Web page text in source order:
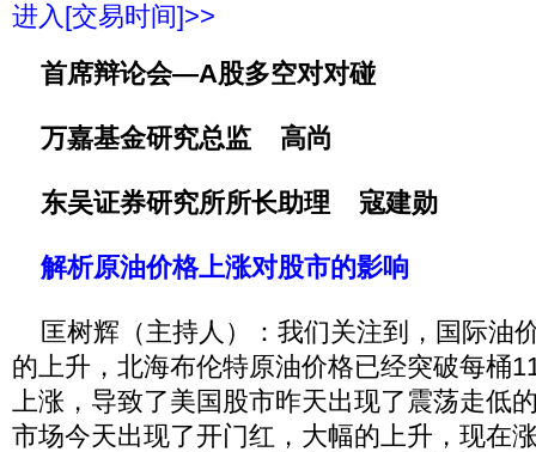
进入[交易时间]>>
首席辩论会—A股多空对对碰
万嘉基金研究总监 高尚
东吴证券研究所所长助理 寇建勋
解析原油价格上涨对股市的影响
匡树辉（主持人）：我们关注到，国际油
的上升，北海布伦特原油价格已经突破每桶
上涨，导致了美国股市昨天出现了震荡走低
市场今天出现了开门红，大幅的上升，现在